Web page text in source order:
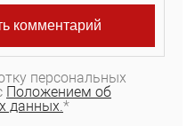
персональных
Положением об
данных.*